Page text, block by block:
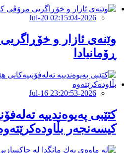
2026-Jul-20 02:15:04
وێنەی ئازار و
ڕۆمانیادا
2026-Jul-16 23:20:53
کتێبى پەیوەندییە
کیسەنجەر